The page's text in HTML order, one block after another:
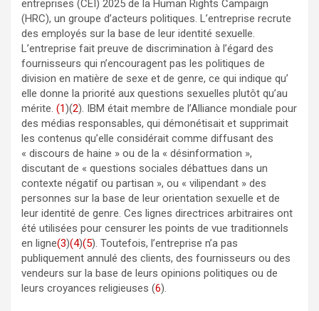
entreprises (CEI) 2025 de la Human Rights Campaign
(HRC), un groupe d’acteurs politiques. L’entreprise recrute
des employés sur la base de leur identité sexuelle.
L’entreprise fait preuve de discrimination à l’égard des
fournisseurs qui n’encouragent pas les politiques de
division en matière de sexe et de genre, ce qui indique qu’
elle donne la priorité aux questions sexuelles plutôt qu’au
mérite. (1)(2). IBM était membre de l’Alliance mondiale pour
des médias responsables, qui démonétisait et supprimait
les contenus qu’elle considérait comme diffusant des
« discours de haine » ou de la « désinformation »,
discutant de « questions sociales débattues dans un
contexte négatif ou partisan », ou « vilipendant » des
personnes sur la base de leur orientation sexuelle et de
leur identité de genre. Ces lignes directrices arbitraires ont
été utilisées pour censurer les points de vue traditionnels
en ligne(3)(4)(5). Toutefois, l’entreprise n’a pas
publiquement annulé des clients, des fournisseurs ou des
vendeurs sur la base de leurs opinions politiques ou de
leurs croyances religieuses (6).